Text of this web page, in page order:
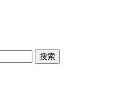
搜索